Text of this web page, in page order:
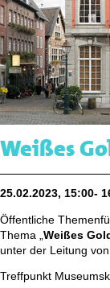
Weißes
25.02.2023, 15:00-
Öffentliche
Thema „ Weißes
unter der Leitung von
Treffpunkt